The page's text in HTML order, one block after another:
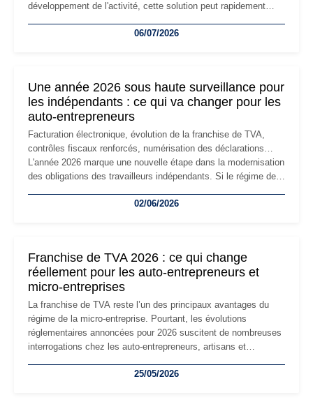
développement de l'activité, cette solution peut rapidement
professionnels, recrutement, image de marque… Le
06/07/2026
Une année 2026 sous haute surveillance pour
les indépendants : ce qui va changer pour les
auto-entrepreneurs
Facturation électronique, évolution de la franchise de TVA,
contrôles fiscaux renforcés, numérisation des déclarations…
L'année 2026 marque une nouvelle étape dans la modernisation
des obligations des travailleurs indépendants. Si le régime de
les auto-entrepreneurs devront s'adapter à un environnement
02/06/2026
Franchise de TVA 2026 : ce qui change
réellement pour les auto-entrepreneurs et
micro-entreprises
La franchise de TVA reste l’un des principaux avantages du
régime de la micro-entreprise. Pourtant, les évolutions
réglementaires annoncées pour 2026 suscitent de nombreuses
interrogations chez les auto-entrepreneurs, artisans et
facturation ou risque de bascule vers la TVA : les règles
25/05/2026